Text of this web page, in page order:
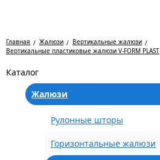
Главная Жалюзи
Вертикальные жалюзи
Вертикальные пластиковые жалюзи V-FORM PLAST
Каталог
Жалюзи
Рулонные шторы
Горизонтальные жалюзи